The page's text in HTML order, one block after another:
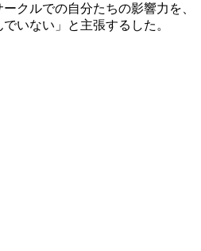
クルでの自分たちの影響力を、
いない」と主張するした。